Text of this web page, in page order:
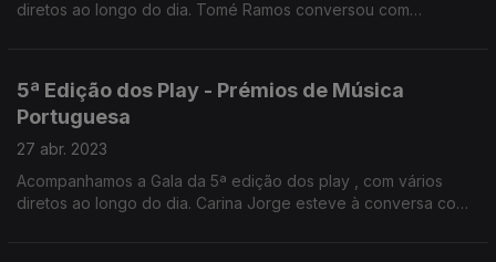
diretos ao longo do dia. Tomé Ramos conversou com
5ª Edição dos Play - Prémios de Música
Portuguesa
27 abr. 2023
Acompanhamos a Gala da 5ª edição dos play , com vários
diretos ao longo do dia. Carina Jorge esteve à conversa com